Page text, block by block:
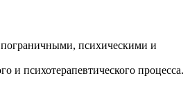
пограничными, психическими и
и психотерапевтического процесса.